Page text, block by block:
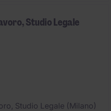
Studio Legale
Studio Legale (Milano)